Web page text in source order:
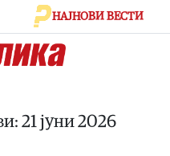
НАЈНОВИ ВЕСТИ
21 јуни 2026